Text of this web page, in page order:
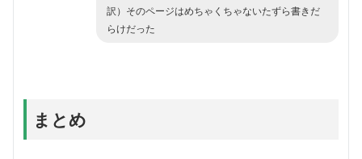
訳）そのページはめちゃくちゃないたずら書きだ
らけだった
まとめ